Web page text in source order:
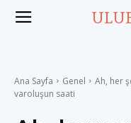
Ana Sayfa Genel
Ah, her
varoluşun saati